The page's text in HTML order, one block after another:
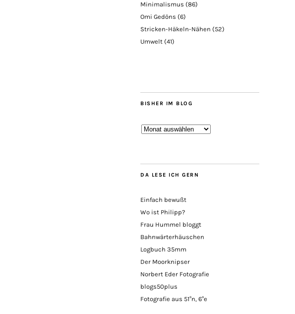
Minimalismus (86)
Omi Gedöns (6)
Stricken-Häkeln-Nähen (52)
Umwelt (41)
BISHER IM BLOG
Bisher
DA LESE ICH GERN
Einfach bewußt
Wo ist Philipp?
Frau Hummel bloggt
Bahnwärterhäuschen
Logbuch 35mm
Der Moorknipser
Norbert Eder Fotografie
blogs50plus
Fotografie aus 51°n, 6°e